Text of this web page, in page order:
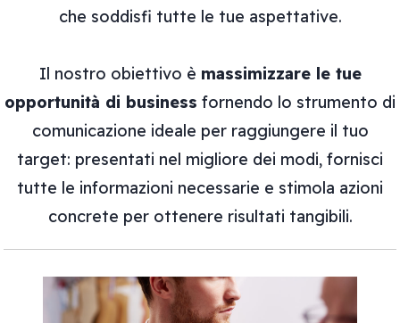
che soddisfi tutte le tue aspettative.
Il nostro obiettivo è massimizzare le tue
opportunità di business fornendo lo strumento di
comunicazione ideale per raggiungere il tuo
target: presentati nel migliore dei modi, fornisci
tutte le informazioni necessarie e stimola azioni
concrete per ottenere risultati tangibili.